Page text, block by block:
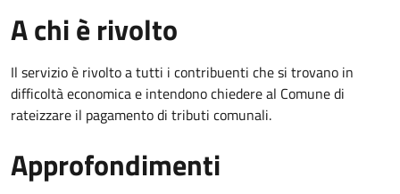
A chi è rivolto
Il servizio è rivolto a tutti i contribuenti che si trovano in
difficoltà economica e intendono chiedere al Comune di
rateizzare il pagamento di tributi comunali.
Approfondimenti